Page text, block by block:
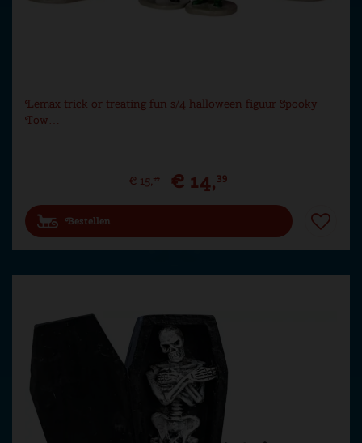
Lemax trick or treating fun s/4 halloween figuur Spooky
Tow…
€ 15,99 € 14,39
Bestellen